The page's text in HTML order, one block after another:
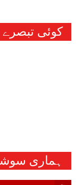
کوئی تبصرے
ہماری